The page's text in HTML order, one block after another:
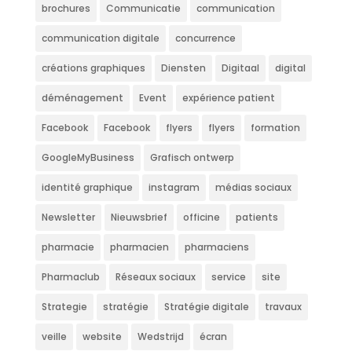
brochures Communicatie communication
communication digitale concurrence
créations graphiques Diensten Digitaal digital
déménagement Event expérience patient
Facebook Facebook flyers flyers formation
GoogleMyBusiness Grafisch ontwerp
identité graphique instagram médias sociaux
Newsletter Nieuwsbrief officine patients
pharmacie pharmacien pharmaciens
Pharmaclub Réseaux sociaux service site
Strategie stratégie Stratégie digitale travaux
veille website Wedstrijd écran